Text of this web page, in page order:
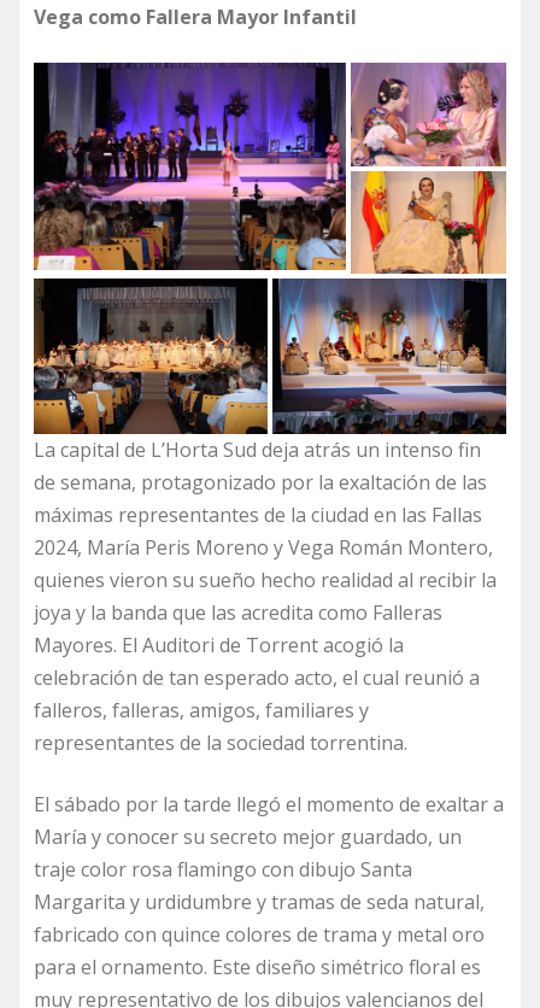
Vega como Fallera Mayor Infantil
La capital de L’Horta Sud deja atrás un intenso fin
de semana, protagonizado por la exaltación de las
máximas representantes de la ciudad en las Fallas
2024, María Peris Moreno y Vega Román Montero,
quienes vieron su sueño hecho realidad al recibir la
joya y la banda que las acredita como Falleras
Mayores. El Auditori de Torrent acogió la
celebración de tan esperado acto, el cual reunió a
falleros, falleras, amigos, familiares y
representantes de la sociedad torrentina.
El sábado por la tarde llegó el momento de exaltar a
María y conocer su secreto mejor guardado, un
traje color rosa flamingo con dibujo Santa
Margarita y urdidumbre y tramas de seda natural,
fabricado con quince colores de trama y metal oro
para el ornamento. Este diseño simétrico floral es
muy representativo de los dibujos valencianos del